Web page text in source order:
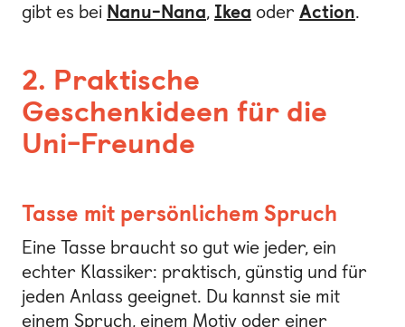
gibt es bei Nanu-Nana, Ikea oder Action.
2. Praktische
Geschenkideen für die
Uni-Freunde
Tasse mit persönlichem Spruch
Eine Tasse braucht so gut wie jeder, ein
echter Klassiker: praktisch, günstig und für
jeden Anlass geeignet. Du kannst sie mit
einem Spruch, einem Motiv oder einer